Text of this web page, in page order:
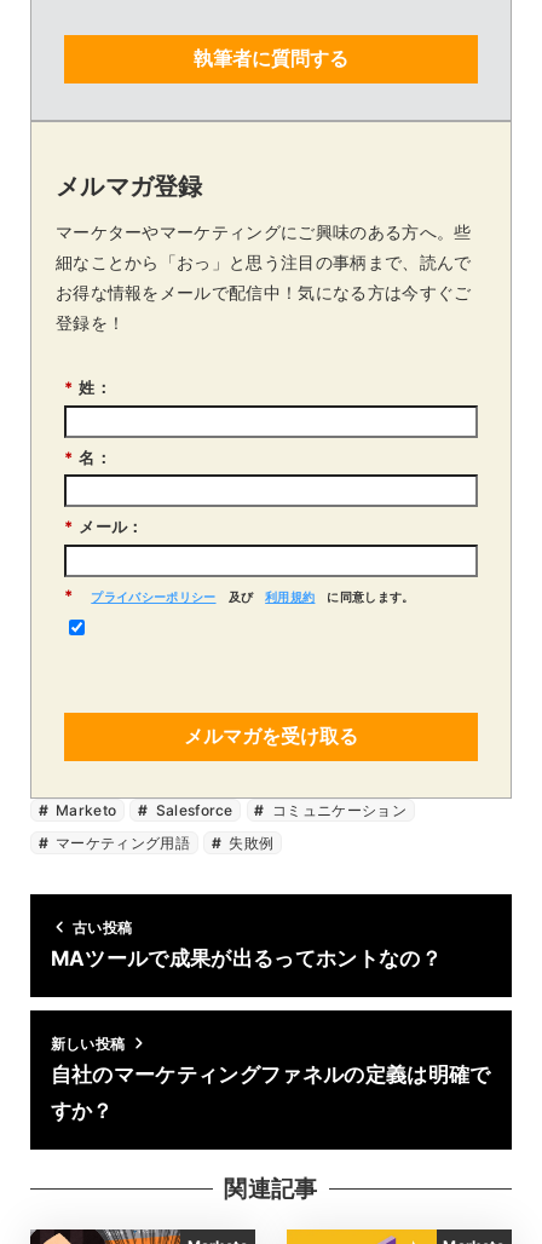
執筆者に質問する
メルマガ登録
マーケターやマーケティングにご興味のある方へ。些
細なことから「おっ」と思う注目の事柄まで、読んで
お得な情報をメールで配信中！気になる方は今すぐご
登録を！
* 姓：
* 名：
* メール：
* プライバシーポリシー 及び 利用規約 に同意します。
メルマガを受け取る
Marketo Salesforce
コミュニケーション
マーケティング用語
失敗例
古い投稿
MAツールで成果が出るってホントなの？
新しい投稿
自社のマーケティングファネルの定義は明確で
すか？
関連記事